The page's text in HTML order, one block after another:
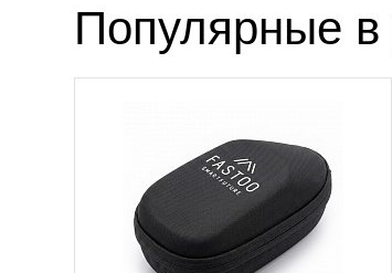
Популярные в